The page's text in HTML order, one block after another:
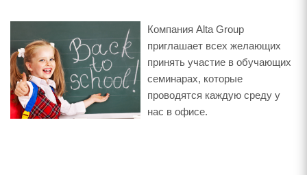
Компания Alta Group
приглашает всех желающих
принять участие в обучающих
семинарах, которые
проводятся каждую среду у
нас в офисе.